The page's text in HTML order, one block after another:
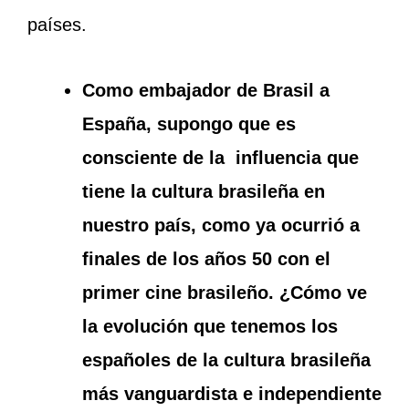
países.
Como embajador de Brasil a
España, supongo que es
consciente de la influencia que
tiene la cultura brasileña en
nuestro país, como ya ocurrió a
finales de los años 50 con el
primer cine brasileño. ¿Cómo ve
la evolución que tenemos los
españoles de la cultura brasileña
más vanguardista e independiente